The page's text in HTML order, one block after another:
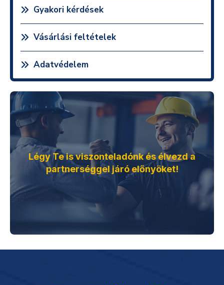
Gyakori kérdések
Vásárlási feltételek
Adatvédelem
Légy Te is viszonteladónk és élvezd a
partnerséggel járó előnyöket!